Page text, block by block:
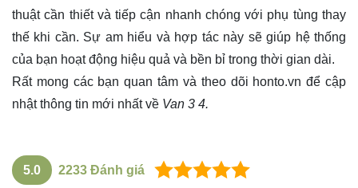
thuật cần thiết và tiếp cận nhanh chóng với phụ tùng thay
thế khi cần. Sự am hiểu và hợp tác này sẽ giúp hệ thống
của bạn hoạt động hiệu quả và bền bỉ trong thời gian dài.
Rất mong các bạn quan tâm và theo dõi honto.vn để cập
nhật thông tin mới nhất về Van 3 4.
5.0 2233 Đánh giá